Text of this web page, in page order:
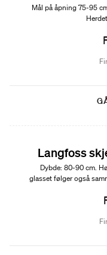
Mål på åpning 75-95
Langfoss
Dybde: 80-90 cm.
glasset følger også